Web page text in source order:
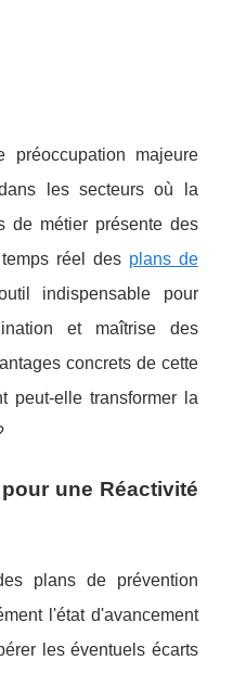
majeure
les secteurs où la
de métier présente des
réel des plans de
indispensable pour
et maîtrise des
concrets de cette
peut-elle transformer la
une Réactivité
plans de prévention
l'état d'avancement
les éventuels écarts